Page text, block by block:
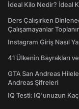
İdeal Kilo Nedir? İdeal
Ders Çalışırken
Çalışamayanlar
Instagram Giriş Nasıl
41 Ülkenin Bayrakları
GTA San Andreas
Andreas Şifreleri
IQ Testi: IQ'unuzun